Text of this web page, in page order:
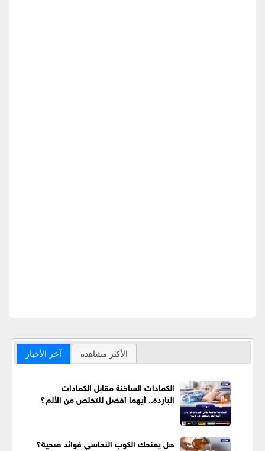
آخر الأخبار الأكثر مشاهدة
الكمادات الساخنة مقابل الكمادات
الباردة.. أيهما أفضل للتخلص من الألم؟
هل يمنحك الكوب النحاسي فوائد صحية؟